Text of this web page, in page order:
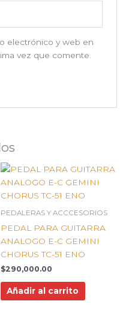
electrónico y web en
vez que comente.
PEDALERAS Y ACCCESORIOS
PEDAL PARA GUITARRA
ANALOGO E-C GEMINI
CHORUS TC-51 ENO
$290,000.00
Añadir al carrito